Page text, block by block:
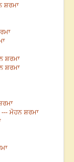
ਸ਼ਰਮਾ
ਸ਼ਰਮਾ
ਸ਼ਰਮਾ
--- ਮੋਹਨ ਸ਼ਰਮਾ